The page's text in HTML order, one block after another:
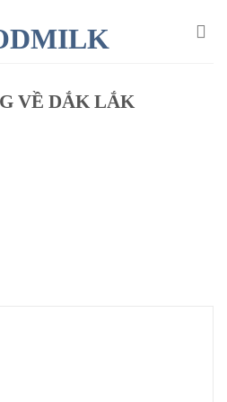
VỀ DẮK LẮK